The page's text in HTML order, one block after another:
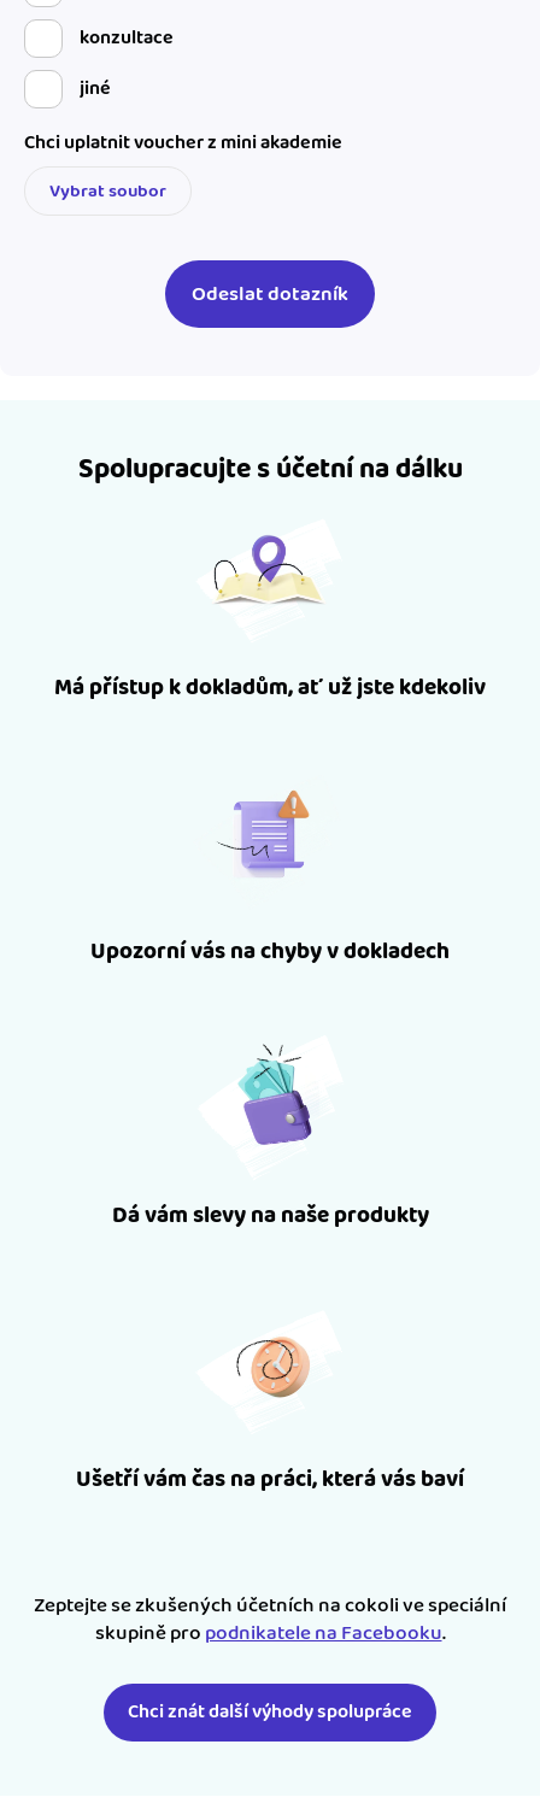
konzultace
jiné
Chci uplatnit voucher z mini akademie
Vybrat soubor
Spolupracujte s účetní na dálku
Má přístup k dokladům, ať už jste kdekoliv
Upozorní vás na chyby v dokladech
Dá vám slevy na naše produkty
Ušetří vám čas na práci, která vás baví
Zeptejte se zkušených účetních na cokoli ve speciální
skupině propodnikatele na Facebooku.
Chci znát další výhody spolupráce